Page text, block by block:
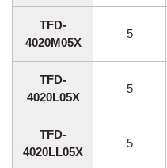
TFD-
4020M05X
5
TFD-
4020L05X
5
TFD-
4020LL05X
5